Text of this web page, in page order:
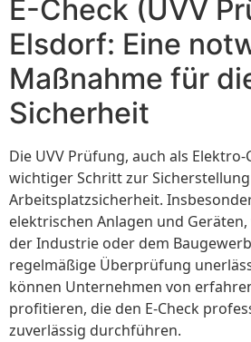
E-Check (UVV
Elsdorf: Eine
Maßnahme für
Sicherheit
Die UVV Prüfung, auch als
wichtiger Schritt zur
Arbeitsplatzsicherheit.
elektrischen Anlagen und
der Industrie oder dem
regelmäßige Überprüfung
können Unternehmen von
profitieren, die den E-Check
zuverlässig durchführen.